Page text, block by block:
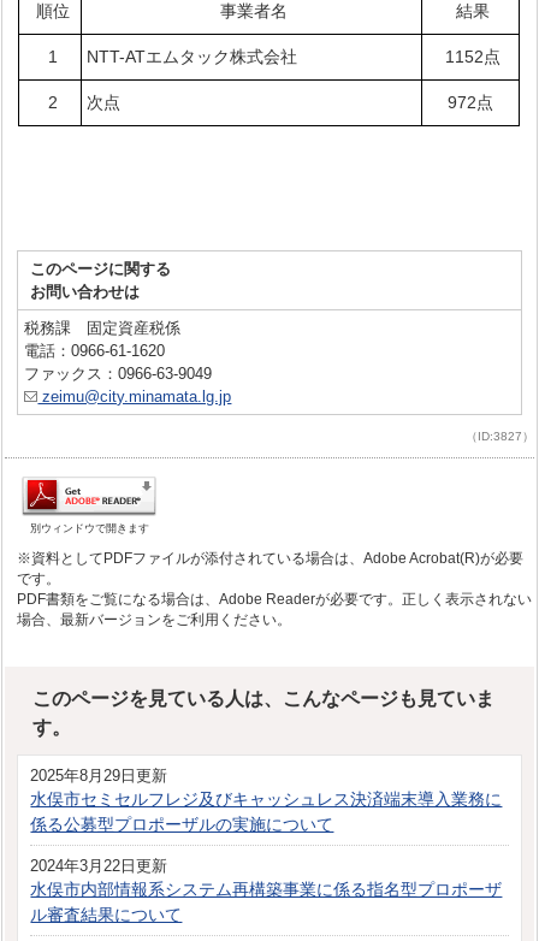
順位 事業者名 結果
1 NTT-ATエムタック株式会社 1152点
2 次点 972点
このページに関する
お問い合わせは
税務課 固定資産税係
電話：0966-61-1620
ファックス：0966-63-9049
zeimu@city.minamata.lg.jp
（ID:3827）
別ウィンドウで開きます
※資料としてPDFファイルが添付されている場合は、Adobe Acrobat(R)が必要
です。
PDF書類をご覧になる場合は、Adobe Readerが必要です。正しく表示されない
場合、最新バージョンをご利用ください。
このページを見ている人は、こんなページも見ていま
す。
2025年8月29日更新
水俣市セミセルフレジ及びキャッシュレス決済端末導入業務に
係る公募型プロポーザルの実施について
2024年3月22日更新
水俣市内部情報系システム再構築事業に係る指名型プロポーザ
ル審査結果について